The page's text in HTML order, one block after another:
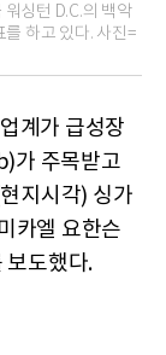
싱턴 D.C.의 백악
하고 있다. 사진=
계가 급성장
가 주목받고
지시각) 싱가
카엘 요한슨
보도했다.